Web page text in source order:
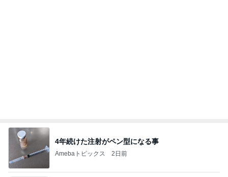
4年続けた注射がペン型になる事
Amebaトピックス 2日前